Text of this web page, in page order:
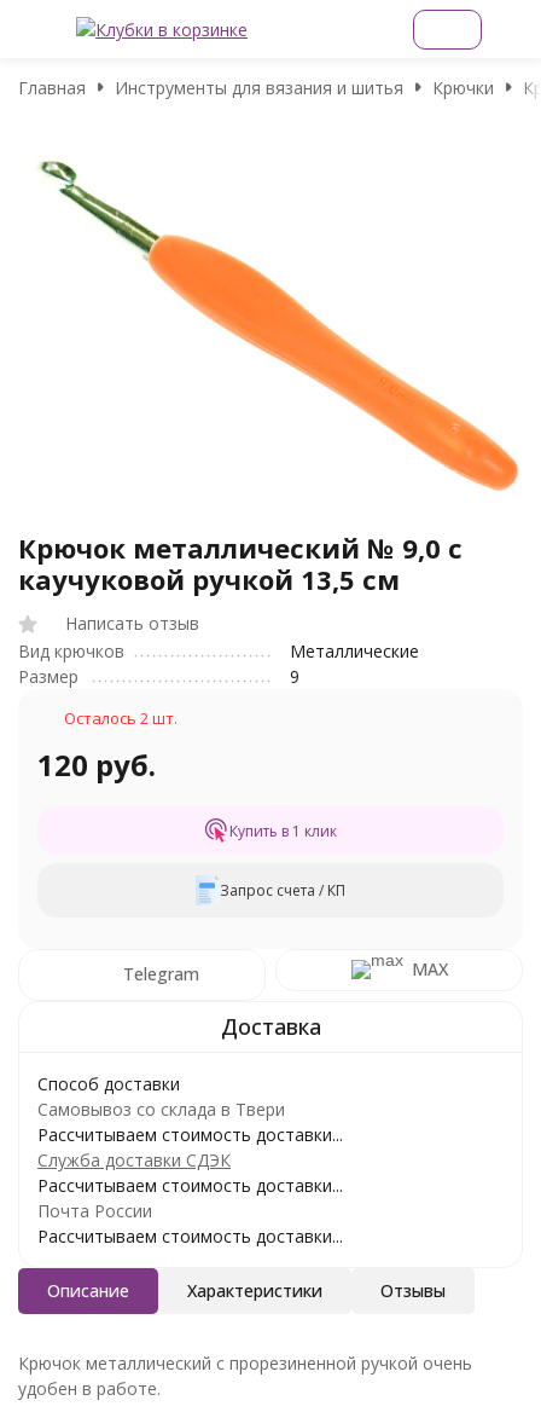
Главная Инструменты для вязания и шитья Крючки
Крючок металлический № 9,0 с
каучуковой ручкой 13,5 см
Написать отзыв
Вид крючков
Металлические
Размер
9
Осталось 2 шт.
120 руб.
Купить в 1 клик
Запрос счета / КП
Telegram MAX
Способ доставки
Самовывоз со склада в Твери
Рассчитываем стоимость доставки...
Служба доставки СДЭК
Рассчитываем стоимость доставки...
Почта России
Рассчитываем стоимость доставки...
Описание Характеристики Отзывы
Крючок металлический с прорезиненной ручкой очень
удобен в работе.